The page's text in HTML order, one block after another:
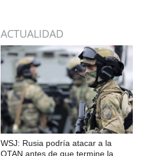
ACTUALIDAD
WSJ: Rusia podría atacar a la
OTAN antes de que termine la